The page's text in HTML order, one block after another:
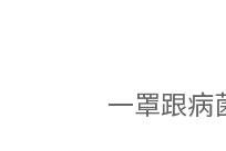
一罩跟病